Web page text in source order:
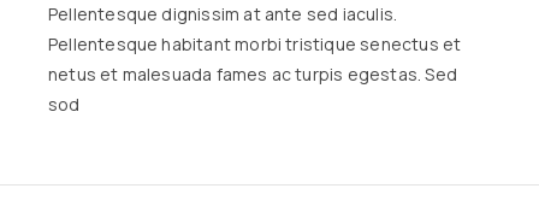
Pellentesque dignissim at ante sed iaculis.
Pellentesque habitant morbi tristique senectus et
netus et malesuada fames ac turpis egestas. Sed
sod